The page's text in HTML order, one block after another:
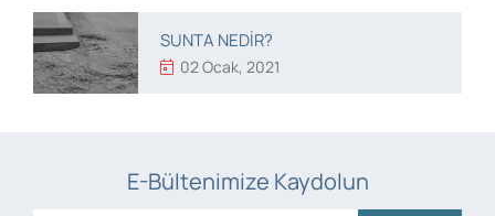
SUNTA NEDIR?
02 Ocak, 2021
E-Bültenimize Kaydolun